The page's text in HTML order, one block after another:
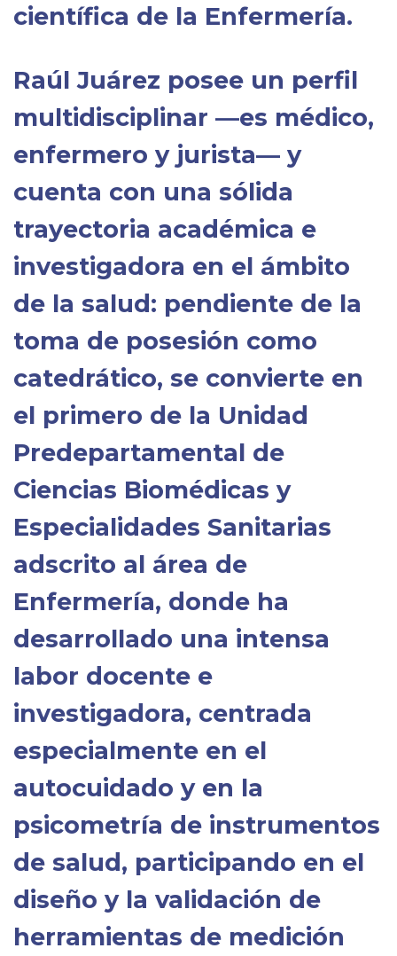
científica de la Enfermería.
Raúl Juárez posee un perfil
multidisciplinar —es médico,
enfermero y jurista— y
cuenta con una sólida
trayectoria académica e
investigadora en el ámbito
de la salud: pendiente de la
toma de posesión como
catedrático, se convierte en
el primero de la Unidad
Predepartamental de
Ciencias Biomédicas y
Especialidades Sanitarias
adscrito al área de
Enfermería, donde ha
desarrollado una intensa
labor docente e
investigadora, centrada
especialmente en el
autocuidado y en la
psicometría de instrumentos
de salud, participando en el
diseño y la validación de
herramientas de medición